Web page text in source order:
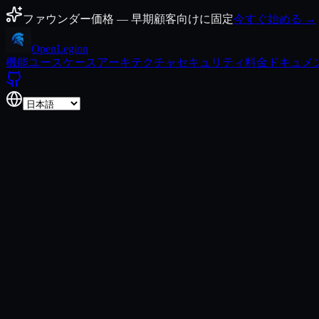
コンテンツにスキップ
ファウンダー価格 — 早期顧客向けに固定今すぐ始める →
OpenLegion
機能ユースケースアーキテクチャセキュリティ料金 ドキュメ